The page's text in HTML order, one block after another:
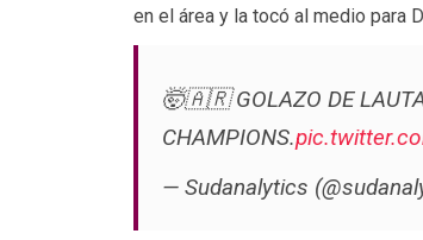
en el área y la tocó al medio para
🤯🇦🇷 GOLAZO DE
CHAMPIONS.
— Sudanalytics